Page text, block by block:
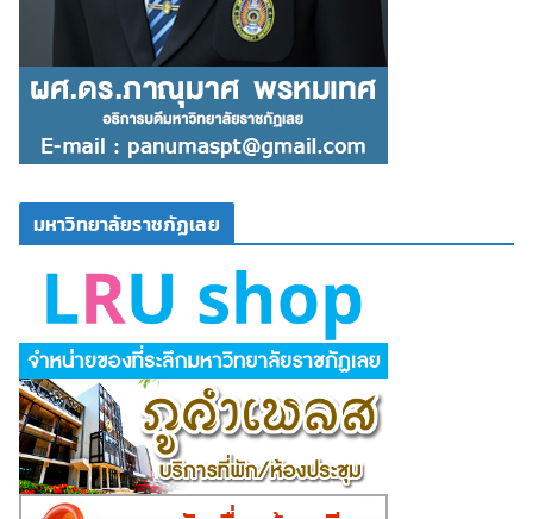
มหาวิทยาลัยราชภัฏเลย